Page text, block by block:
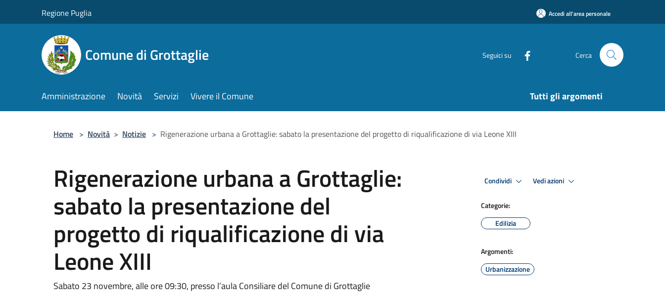
Regione Puglia Accedi all'area personale
Comune di Grottaglie Seguici su Cerca
Amministrazione Novità Servizi Vivere il Comune Tutti gli argomenti
Home > Novità > Notizie > Rigenerazione urbana a Grottaglie: sabato la presentazione del progetto di riqualificazione di via Leone XIII
Rigenerazione urbana a Grottaglie:
sabato la presentazione del
progetto di riqualificazione di via
Leone XIII
Sabato 23 novembre, alle ore 09:30, presso l’aula Consiliare del Comune di Grottaglie
Condividi Vedi azioni
Categorie:
Edilizia
Argomenti:
Urbanizzazione